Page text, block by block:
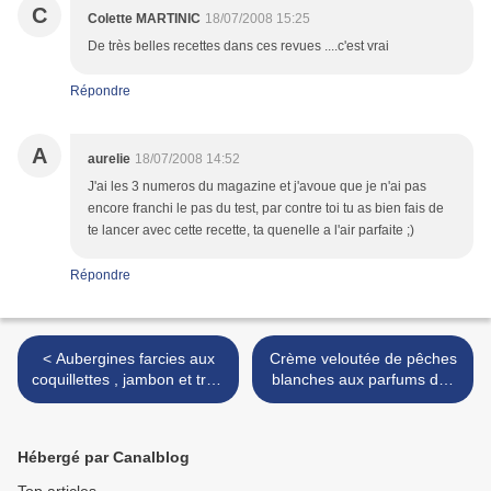
C Colette MARTINIC 18/07/2008 15:25
De très belles recettes dans ces revues ....c'est vrai
Répondre
A aurelie 18/07/2008 14:52
J'ai les 3 numeros du magazine et j'avoue que je n'ai pas
encore franchi le pas du test, par contre toi tu as bien fais de
te lancer avec cette recette, ta quenelle a l'air parfaite ;)
Répondre
< Aubergines farcies aux
coquillettes , jambon et trois
fromages
Crème veloutée de pêches
blanches aux parfums des
îles ( Coco, citron vert et
Hébergé par Canalblog